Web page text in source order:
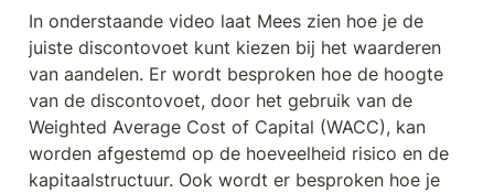
In onderstaande video laat Mees zien hoe je de
juiste discontovoet kunt kiezen bij het waarderen
van aandelen. Er wordt besproken hoe de hoogte
van de discontovoet, door het gebruik van de
Weighted Average Cost of Capital (WACC), kan
worden afgestemd op de hoeveelheid risico en de
kapitaalstructuur. Ook wordt er besproken hoe je